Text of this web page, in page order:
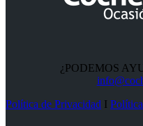
¿PODEMOS
Política de Privacidad I